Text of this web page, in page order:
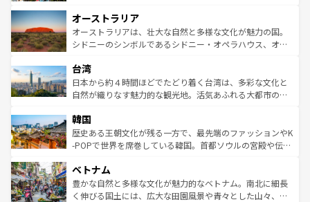
部のニューオーリンズでは、音楽と美食が融合した独特の
文化が魅力。旅行者はアメリカの各地域で異なる魅力を楽
しみながら、その多様性と豊かな歴史を感じることができ
ならではの贅沢な旅のスタイルだ。 なお、新着のアメリカ
情報はコンテンツ一覧を参照してほしい。
ワイ島は見逃せない。また、定番の観光地といえばオアフ
島だが、静かな自然を求めるならマウイ島やカウアイ島が
おすすめ。エメラルドグリーンに輝く海をはじめ、豊かな
れるおもてなしの心で訪れる人々を迎えてくれるハワイの
人々、おいしいローカルフードやハワイアンミュージッ
ク、伝統的なフラダンスなど、すべてがハワイの魅力を彩
ワイを、存分に味わってほしい。 なお、新着のハワイ情報
はコンテンツ一覧を参照してほしい。
オーストラリア
オーストラリアは、壮大な自然と多様な文化が魅力の国。
シドニーのシンボルであるシドニー・オペラハウス、オー
リアリーフや大陸中央部にそびえるウルル（エアーズロッ
ク）、タスマニアの美しい原生林やケアンズの熱帯雨林な
ど、見どころがたくさん。また、カフェやワイン、オージ
いる。アクティビティも充実しており、サーフィンやダイ
ビング、ハイキングなど、アウトドア好きにはたまらな
い。オーストラリアの多彩な魅力を存分に味わいつくそ
参照してほしい。
台湾
日本から約４時間ほどでたどり着く台湾は、多彩な文化と
自然が織りなす魅力的な観光地。活気あふれる大都市の台
ン）、静ひつな山岳地帯である台湾東部など、都市の喧騒
と山間の静けさが共存しており、訪れる人に新しい発見と
驚きをもたらしてくれる。また、奥深い台湾の食文化も魅
容にもいいと評判のスイーツなど、バラエティ豊かな料理
が味わえる。 なお、新着の台湾情報は コンテンツ一覧を参
照してほしい。
韓国
歴史ある王朝文化が残る一方で、最先端のファッションやK
-POPで世界を席巻している韓国。首都ソウルの宮殿や伝統
き、地方に足を延ばせば四季折々の自然美を楽しむことが
できる。そして、キムチや焼肉、絶品のストリートフード
まで、さまざまな韓国料理が待っている。夜には、韓国な
ベトナム
豊かな自然と多様な文化が魅力的なベトナム。南北に細長
く伸びる国土には、広大な田園風景や青々とした山々、世